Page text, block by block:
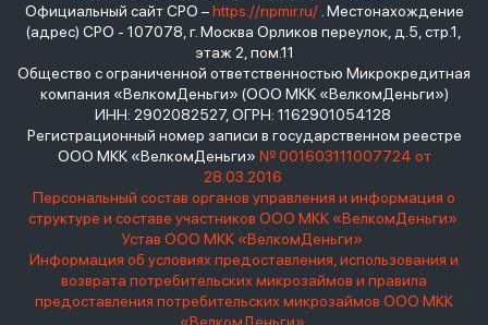
Официальный сайт СРО –https://npmir.ru/. Местонахождение
(адрес) СРО - 107078, г. Москва Орликов переулок, д.5, стр.1,
этаж 2, пом.11
Общество с ограниченной ответственностью Микрокредитная
компания «ВелкомДеньги» (ООО МКК «ВелкомДеньги»)
ИНН: 2902082527, ОГРН: 1162901054128
Регистрационный номер записи в государственном реестре
ООО МКК «ВелкомДеньги» № 001603111007724 от
28.03.2016
Персональный состав органов управления и информация о
структуре и составе участников ООО МКК «ВелкомДеньги»
Устав ООО МКК «ВелкомДеньги»
Информация об условиях предоставления, использования и
возврата потребительских микрозаймов и правила
предоставления потребительских микрозаймов ООО МКК